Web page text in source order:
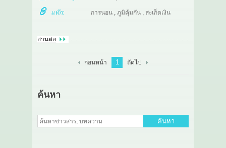
แท๊ก: การนอน, ภูมิคุ้มกัน, สะเก็ดเงิน
อ่านต่อ
ก่อนหน้า 1 ถัดไป
ค้นหา
ค้นหา